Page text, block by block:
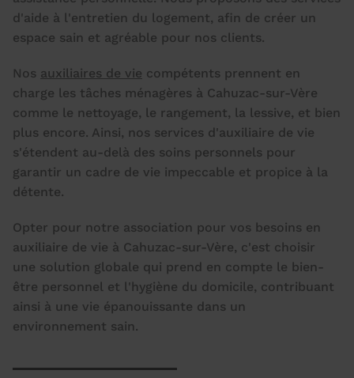
d'aide à l'entretien du logement, afin de créer un
espace sain et agréable pour nos clients.
Nos auxiliaires de vie compétents prennent en
charge les tâches ménagères à Cahuzac-sur-Vère
comme le nettoyage, le rangement, la lessive, et bien
plus encore. Ainsi, nos services d'auxiliaire de vie
s'étendent au-delà des soins personnels pour
garantir un cadre de vie impeccable et propice à la
détente.
Opter pour notre association pour vos besoins en
auxiliaire de vie à Cahuzac-sur-Vère, c'est choisir
une solution globale qui prend en compte le bien-
être personnel et l'hygiène du domicile, contribuant
ainsi à une vie épanouissante dans un
environnement sain.